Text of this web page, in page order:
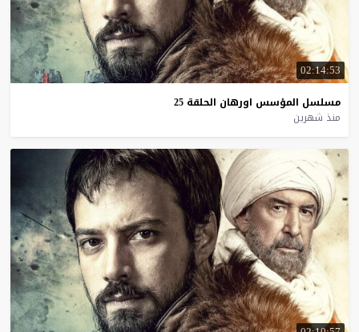
02:14:53
مسلسل المؤسس اورهان الحلقة 25
منذ شهرين